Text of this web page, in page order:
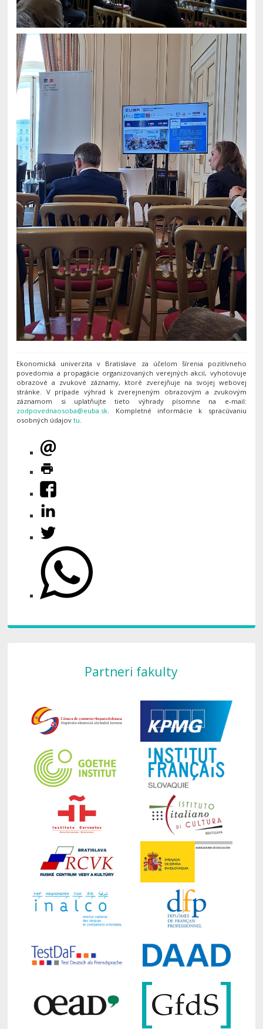
Ekonomická univerzita v Bratislave za účelom šírenia pozitívneho
povedomia a propagácie organizovaných verejných akcií, vyhotovuje
obrazové a zvukové záznamy, ktoré zverejňuje na svojej webovej
stránke. V prípade výhrad k zverejneným obrazovým a zvukovým
záznamom si uplatňujte tieto výhrady písomne na e-mail:
. Kompletné informácie k spracúvaniu
osobných údajovtu
Partneri fakulty